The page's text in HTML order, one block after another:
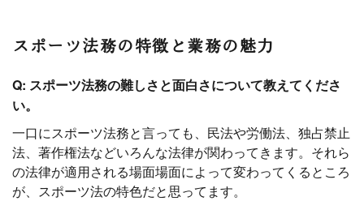
スポーツ法務の特徴と業務の魅力
Q: スポーツ法務の難しさと面白さについて教えてくださ
い。
一口にスポーツ法務と言っても、民法や労働法、独占禁止
法、著作権法などいろんな法律が関わってきます。それら
の法律が適用される場面場面によって変わってくるところ
が、スポーツ法の特色だと思ってます。